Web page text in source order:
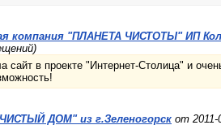
компания "ПЛАНЕТА ЧИСТОТЫ" ИП
сайт в проекте "Интернет-Столица" и
ДОМ" из г.Зеленогорск от 2011-